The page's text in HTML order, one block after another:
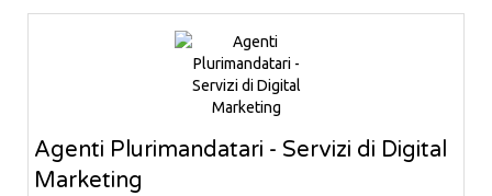
Agenti Plurimandatari - Servizi di Digital
Marketing